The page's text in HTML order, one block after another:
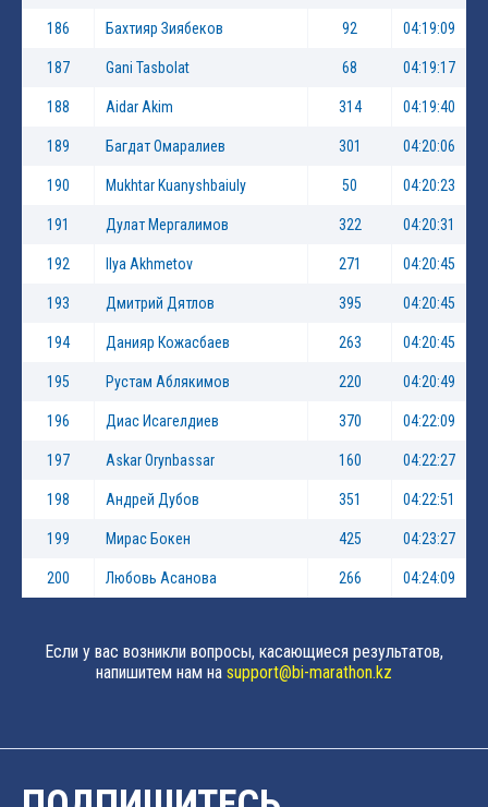
186 Бахтияр Зиябеков 92 04:19:09
187 Gani Tasbolat 68 04:19:17
188 Aidar Akim 314 04:19:40
189 Багдат Омаралиев 301 04:20:06
190 Mukhtar Kuanyshbaiuly 50 04:20:23
191 Дулат Мергалимов 322 04:20:31
192 Ilya Akhmetov 271 04:20:45
193 Дмитрий Дятлов 395 04:20:45
194 Данияр Кожасбаев 263 04:20:45
195 Рустам Аблякимов 220 04:20:49
196 Диас Исагелдиев 370 04:22:09
197 Askar Orynbassar 160 04:22:27
198 Андрей Дубов 351 04:22:51
199 Мирас Бокен 425 04:23:27
200 Любовь Асанова 266 04:24:09
Если у вас возникли вопросы, касающиеся результатов,
напишитем нам на support@bi-marathon.kz